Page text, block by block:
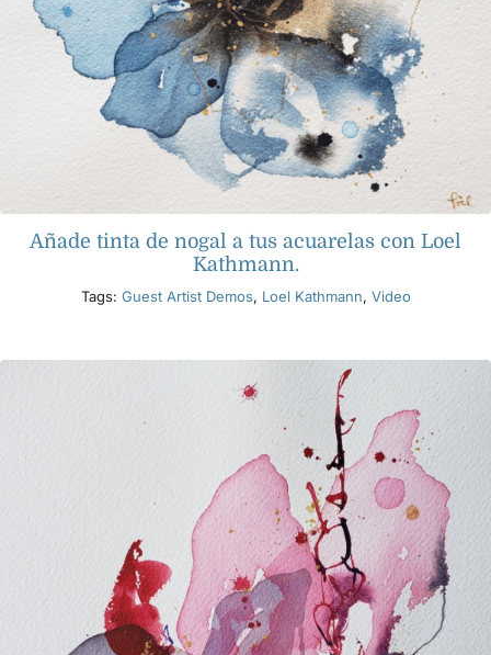
Añade tinta de nogal a tus acuarelas con Loel
Kathmann.
Tags: Guest Artist Demos, Loel Kathmann, Video